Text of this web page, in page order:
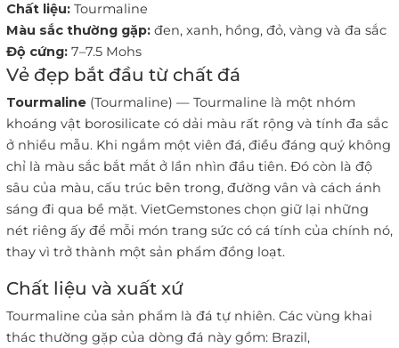
Chất liệu: Tourmaline
Màu sắc thường gặp: đen, xanh, hồng, đỏ, vàng và đa sắc
Độ cứng: 7–7.5 Mohs
Vẻ đẹp bắt đầu từ chất đá
Tourmaline (Tourmaline) — Tourmaline là một nhóm
khoáng vật borosilicate có dải màu rất rộng và tính đa sắc
ở nhiều mẫu. Khi ngắm một viên đá, điều đáng quý không
chỉ là màu sắc bắt mắt ở lần nhìn đầu tiên. Đó còn là độ
sâu của màu, cấu trúc bên trong, đường vân và cách ánh
sáng đi qua bề mặt. VietGemstones chọn giữ lại những
nét riêng ấy để mỗi món trang sức có cá tính của chính nó,
thay vì trở thành một sản phẩm đồng loạt.
Chất liệu và xuất xứ
Tourmaline của sản phẩm là đá tự nhiên. Các vùng khai
thác thường gặp của dòng đá này gồm: Brazil,